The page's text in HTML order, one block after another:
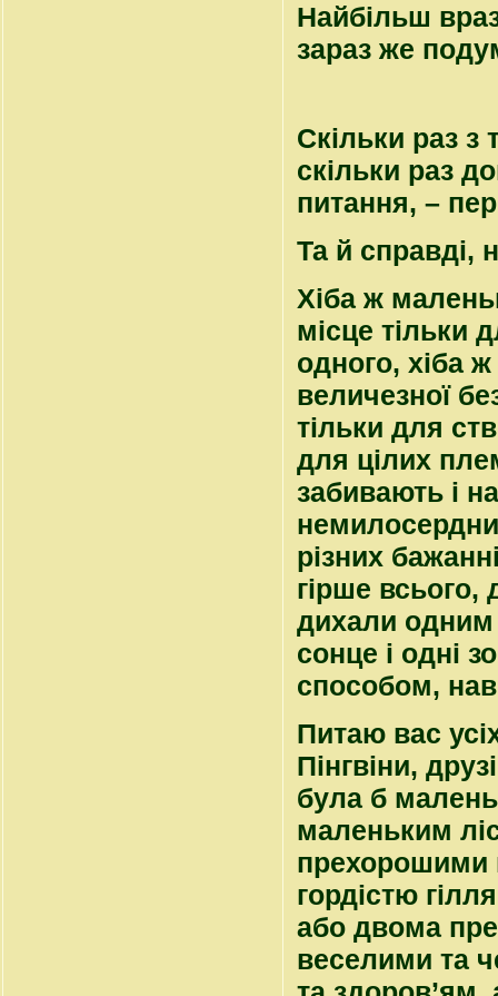
Найбільш
зараз же
Скільки раз з
скільки раз
питання, –
Та й справді,
Хіба ж
місце тільки
одного, хіба
величезної
тільки для
для цілих
забивають і
різних
гірше всього,
дихали одним
сонце і одні
способом,
Питаю вас
Пінгвіни,
була б
маленьким
прехорошими
гордістю
або двома
веселими та